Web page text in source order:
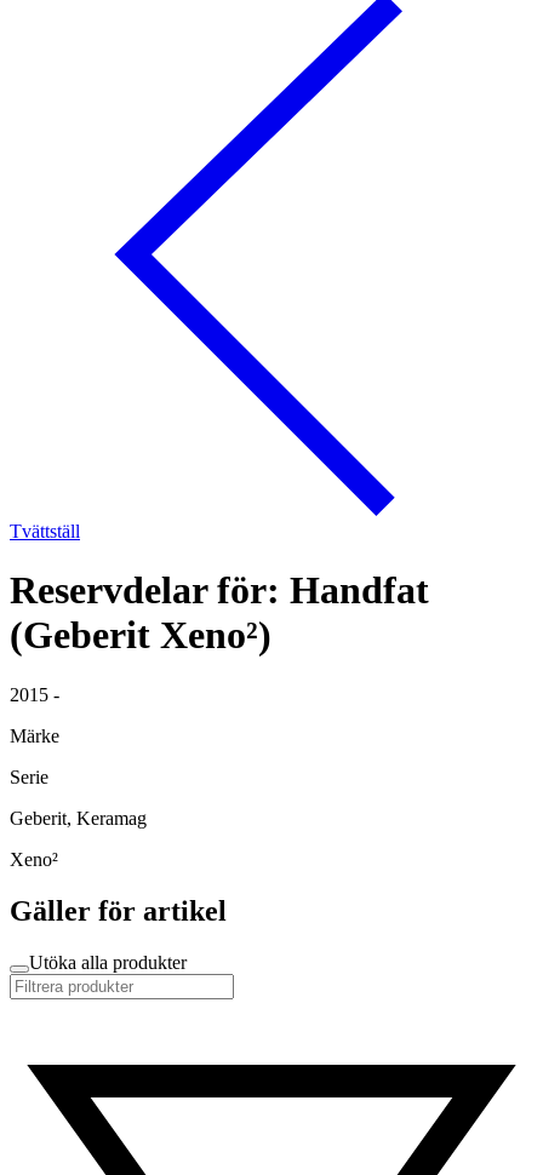
Tvättställ
Reservdelar för: Handfat
(Geberit Xeno²)
2015 -
Märke
Serie
Geberit, Keramag
Xeno²
Gäller för artikel
Utöka alla produkter